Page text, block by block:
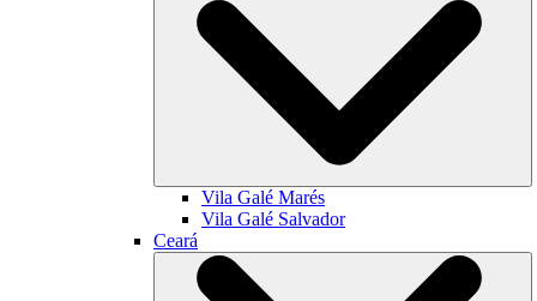
Vila Galé Marés
Vila Galé Salvador
Ceará